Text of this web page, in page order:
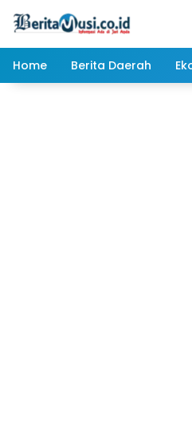
Home
Berita Daerah